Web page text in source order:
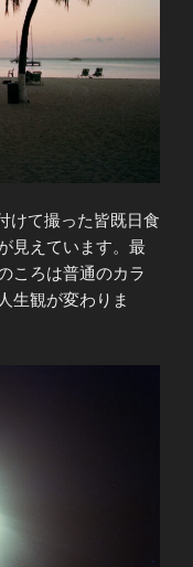
けて撮った皆既日食
見えています。最
ころは普通のカラ
生観が変わりま